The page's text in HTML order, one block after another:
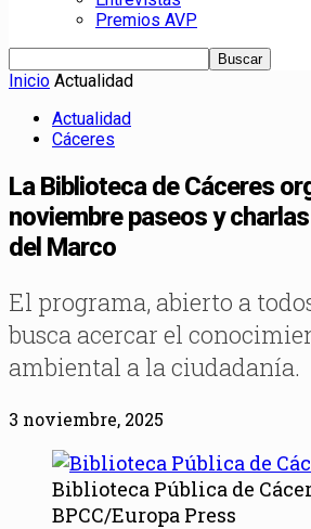
Premios AVP
Inicio Actualidad
Actualidad
Cáceres
La Biblioteca de Cáceres
noviembre paseos y
del Marco
El programa, abierto a
busca acercar el
ambiental a la ciudadanía.
3 noviembre, 2025
Biblioteca Pública de
BPCC/Europa Press